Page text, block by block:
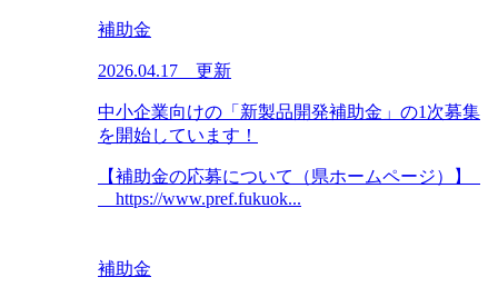
補助金
2026.04.17 更新
中小企業向けの「新製品開発補助金」の1次募集
を開始しています！
【補助金の応募について（県ホームページ）】
https://www.pref.fukuok...
補助金